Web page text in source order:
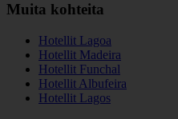
Muita kohteita
Hotellit Lagoa
Hotellit Madeira
Hotellit Funchal
Hotellit Albufeira
Hotellit Lagos